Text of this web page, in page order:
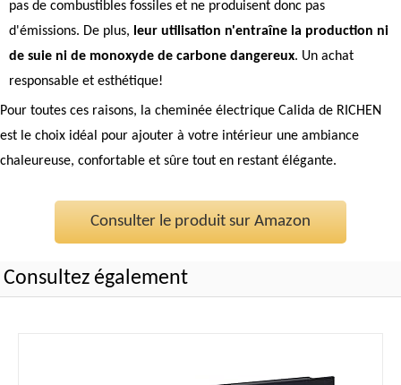
pas de combustibles fossiles et ne produisent donc pas
d'émissions. De plus, leur utilisation n'entraîne la production ni
de suie ni de monoxyde de carbone dangereux. Un achat
responsable et esthétique!
Pour toutes ces raisons, la cheminée électrique Calida de RICHEN
est le choix idéal pour ajouter à votre intérieur une ambiance
chaleureuse, confortable et sûre tout en restant élégante.
Consulter le produit sur Amazon
Consultez également